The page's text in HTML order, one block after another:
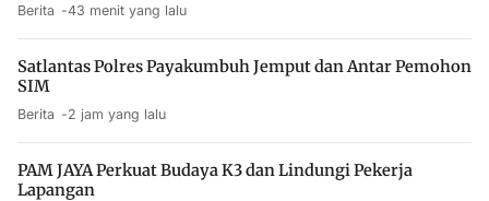
Berita 43 menit yang lalu
Satlantas Polres Payakumbuh Jemput dan Antar Pemohon
SIM
Berita 2 jam yang lalu
PAM JAYA Perkuat Budaya K3 dan Lindungi Pekerja
Lapangan